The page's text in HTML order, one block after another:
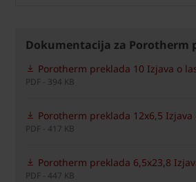
Dokumentacija za Porotherm
Porotherm preklada 10 Izjava o
PDF - 394 KB
Porotherm preklada 12x6,5
PDF - 417 KB
Porotherm preklada 6,5x23,8
PDF - 447 KB